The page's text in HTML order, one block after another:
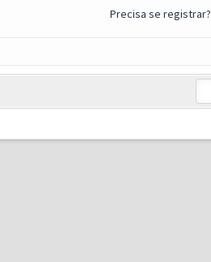
Precisa se registrar?